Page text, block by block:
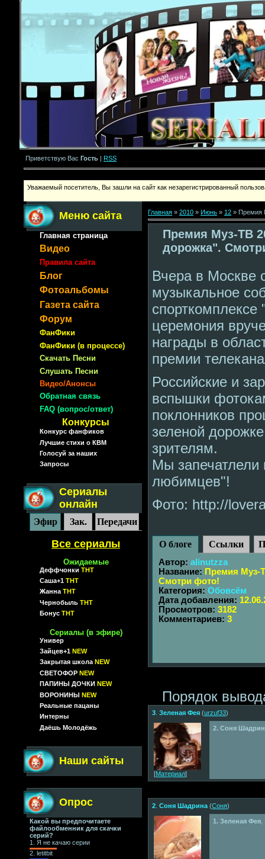
Приветствую Вас Гость | RSS
Уважаемый посетитель, Вы зашли на сайт как незарегистрированный
Меню сайта
Главная страница
Видео
Правила сайта
Блог
Фотоальбомы
Газета сайта
Форум
ФанФики
ФанФики (в процессе)
Скачать Песни
Слушать Песни
Видео/Анонсы
Обратная связь
FAQ (вопрос/ответ)
Конкурсы
Конкурс фанфиков
Лучшие стихи о КВМ
Голосуй за наших
Запросы
Сериалы
онлайн
Эфир Зак. Передачи
Все сериалы
Ожидаемые
Деффчонки ТНТ
Саша+1 ТНТ
Жанна ТНТ
Чернобыль ТНТ
Бонус ТНТ
Сериалы (в эфире)
Универ
Зайцев+1 NEW
Закрытая школа NEW
СВЕТОФОР NEW
ПАПИНЫ ДОЧКИ NEW
ВОРОНИНЫ NEW
Реальные пацаны
Интерны
Даёшь Молодёжь
Наши сайты
Опрос
Какой вы предпочитаете
файлообменник для скачки
серий?
1. Я не качаю серии
2. letitbit
Главная » 2010 » Июнь » 12 » Премия
Премия Муз-ТВ
дорожка".
Вчера в Москве
музыкальное
церемония
награды в
премии
Российские и
вспышки
поклонников
зеленой
зрителям.
Мы запечатлели
любимцев"!
Фото: http://
О блоге Ссылки
Автор: alinutzza
Название: Премия Муз-
Смотри фото!
Категория: Обовсём
Дата добавления:
Просмотров: 3182
Комментариев: 3
Порядок
3 Зеленая Фея (urzuf33)
[Материал]
2. Соня
2 Соня Шадрина (Cоня)
1. Зеленая Фея